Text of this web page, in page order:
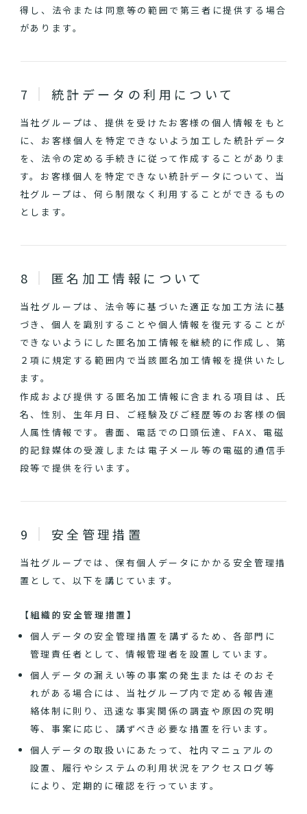
得し、法令または同意等の範囲で第三者に提供する場合
があります。
統計データの利用について
当社グループは、提供を受けたお客様の個人情報をもと
に、お客様個人を特定できないよう加工した統計データ
を、法令の定める手続きに従って作成することがありま
す。お客様個人を特定できない統計データについて、当
社グループは、何ら制限なく利用することができるもの
とします。
匿名加工情報について
当社グループは、法令等に基づいた適正な加工方法に基
づき、個人を識別することや個人情報を復元することが
できないようにした匿名加工情報を継続的に作成し、第
２項に規定する範囲内で当該匿名加工情報を提供いたし
ます。
作成および提供する匿名加工情報に含まれる項目は、氏
名、性別、生年月日、ご経験及びご経歴等のお客様の個
人属性情報です。書面、電話での口頭伝達、FAX、電磁
的記録媒体の受渡しまたは電子メール等の電磁的通信手
段等で提供を行います。
安全管理措置
当社グループでは、保有個人データにかかる安全管理措
置として、以下を講じています。
【組織的安全管理措置】
個人データの安全管理措置を講ずるため、各部門に
管理責任者として、情報管理者を設置しています。
個人データの漏えい等の事案の発生またはそのおそ
れがある場合には、当社グループ内で定める報告連
絡体制に則り、迅速な事実関係の調査や原因の究明
等、事案に応じ、講ずべき必要な措置を行います。
個人データの取扱いにあたって、社内マニュアルの
設置、履行やシステムの利用状況をアクセスログ等
により、定期的に確認を行っています。